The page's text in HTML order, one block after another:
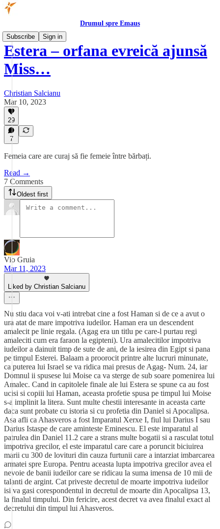
Drumul spre Emaus
Subscribe
Sign in
Estera – orfana evreică ajunsă
Miss…
Christian Salcianu
Mar 10, 2023
29
7
Femeia care are curaj să fie femeie între bărbați.
Read →
7 Comments
Oldest first
Vio Gruia
Mar 11, 2023
Liked by Christian Salcianu
Nu stiu daca voi v-ati intrebat cine a fost Haman si de ce a avut o
ura atat de mare impotriva iudeilor. Haman era un descendent
amalecit pe linie regala. (Agag era un titlu pe care-l purtau regi
amaleciti cum era faraon la egipteni). Ura amalecitilor impotriva
iudeilor a dainuit timp de sute de ani, de la iesirea din Egipt si pana
pe timpul Esterei. Balaam a proorocit printre alte lucruri minunate,
ca puterea lui Israel se va ridica mai presus de Agag- Num. 24, iar
Domnul ii spusese lui Moise ca va sterge de sub soare pomenirea lui
Amalec. Cand in capitolele finale ale lui Estera se spune ca au fost
ucisi si copiii lui Haman, aceasta profetie spusa pe timpul lui Moise
s-a implinit la litera. Sunt multe chestii interesante in aceasta carte
daca sunt probate cu istoria si cu profetia din Daniel si Apocalipsa.
Asa afli ca Ahasveros a fost Imparatul Xerxe I, fiul lui Darius I sau
Darius Istaspe de care aminteste Eminescu. El este imparatul al
patrulea din Daniel 11.2 care a strans multe bogatii si a rasculat totul
impotriva grecilor, el este imparatul care care a poruncit biciuirea
marii cu 300 de lovituri din cauza furtunii care a intarziat imbarcarea
armatei spre Europa. Pentru aceasta lupta impotriva grecilor avea el
nevoie de banii iudeilor care se ridicau la suma imensa de 10 mii de
talanti de argint. Cat priveste decretul de moarte impotriva iudeilor
isi va gasi corespondentul in decretul de moarte din Apocalipsa 13,
la finalul timpului. Din fericire, acest decret va avea finalul exact al
decretului din timpul lui Ahasveros.